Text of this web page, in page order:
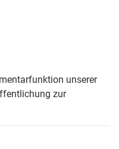
unserer
zur